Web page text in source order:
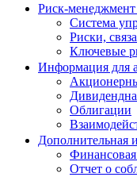
Риск-менеджмент
Система
Риски,
Ключевые
Информация для
Облигации
Дополнительная
Финансовая
Отчет о